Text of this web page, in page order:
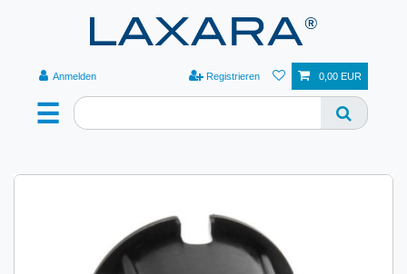
☰
Anmelden Registrieren 0,00 EUR